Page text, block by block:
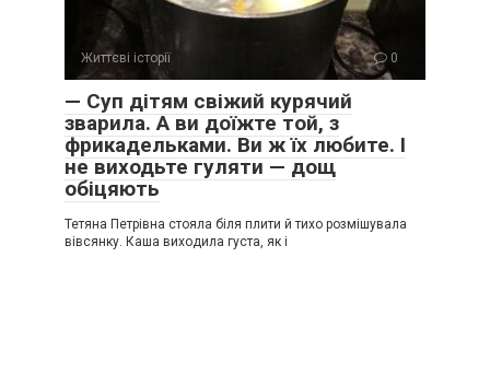
Життєві історії 0
— Суп дітям свіжий курячий
зварила. А ви доїжте той, з
фрикадельками. Ви ж їх любите. І
не виходьте гуляти — дощ
обіцяють
Тетяна Петрівна стояла біля плити й тихо розмішувала
вівсянку. Каша виходила густа, як і